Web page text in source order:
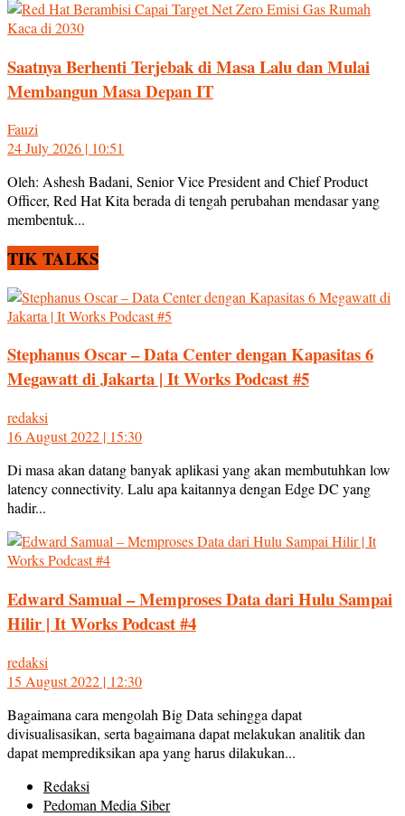
Saatnya Berhenti Terjebak di Masa Lalu dan Mulai
Membangun Masa Depan IT
Fauzi
24 July 2026 | 10:51
Oleh: Ashesh Badani, Senior Vice President and Chief Product
Officer, Red Hat Kita berada di tengah perubahan mendasar yang
membentuk...
TIK TALKS
Stephanus Oscar – Data Center dengan Kapasitas 6
Megawatt di Jakarta | It Works Podcast #5
redaksi
16 August 2022 | 15:30
Di masa akan datang banyak aplikasi yang akan membutuhkan low
latency connectivity. Lalu apa kaitannya dengan Edge DC yang
hadir...
Edward Samual – Memproses Data dari Hulu Sampai
Hilir | It Works Podcast #4
redaksi
15 August 2022 | 12:30
Bagaimana cara mengolah Big Data sehingga dapat
divisualisasikan, serta bagaimana dapat melakukan analitik dan
dapat memprediksikan apa yang harus dilakukan...
Redaksi
Pedoman Media Siber